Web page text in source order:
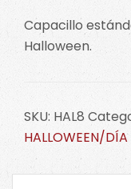
Capacillo
Halloween.
SKU: HAL8
HALLOWEEN/